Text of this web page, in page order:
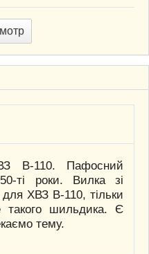
В-110. Пафосний
ті роки. Вилка зі
ХВЗ В-110, тільки
такого шильдика. Є
тему.